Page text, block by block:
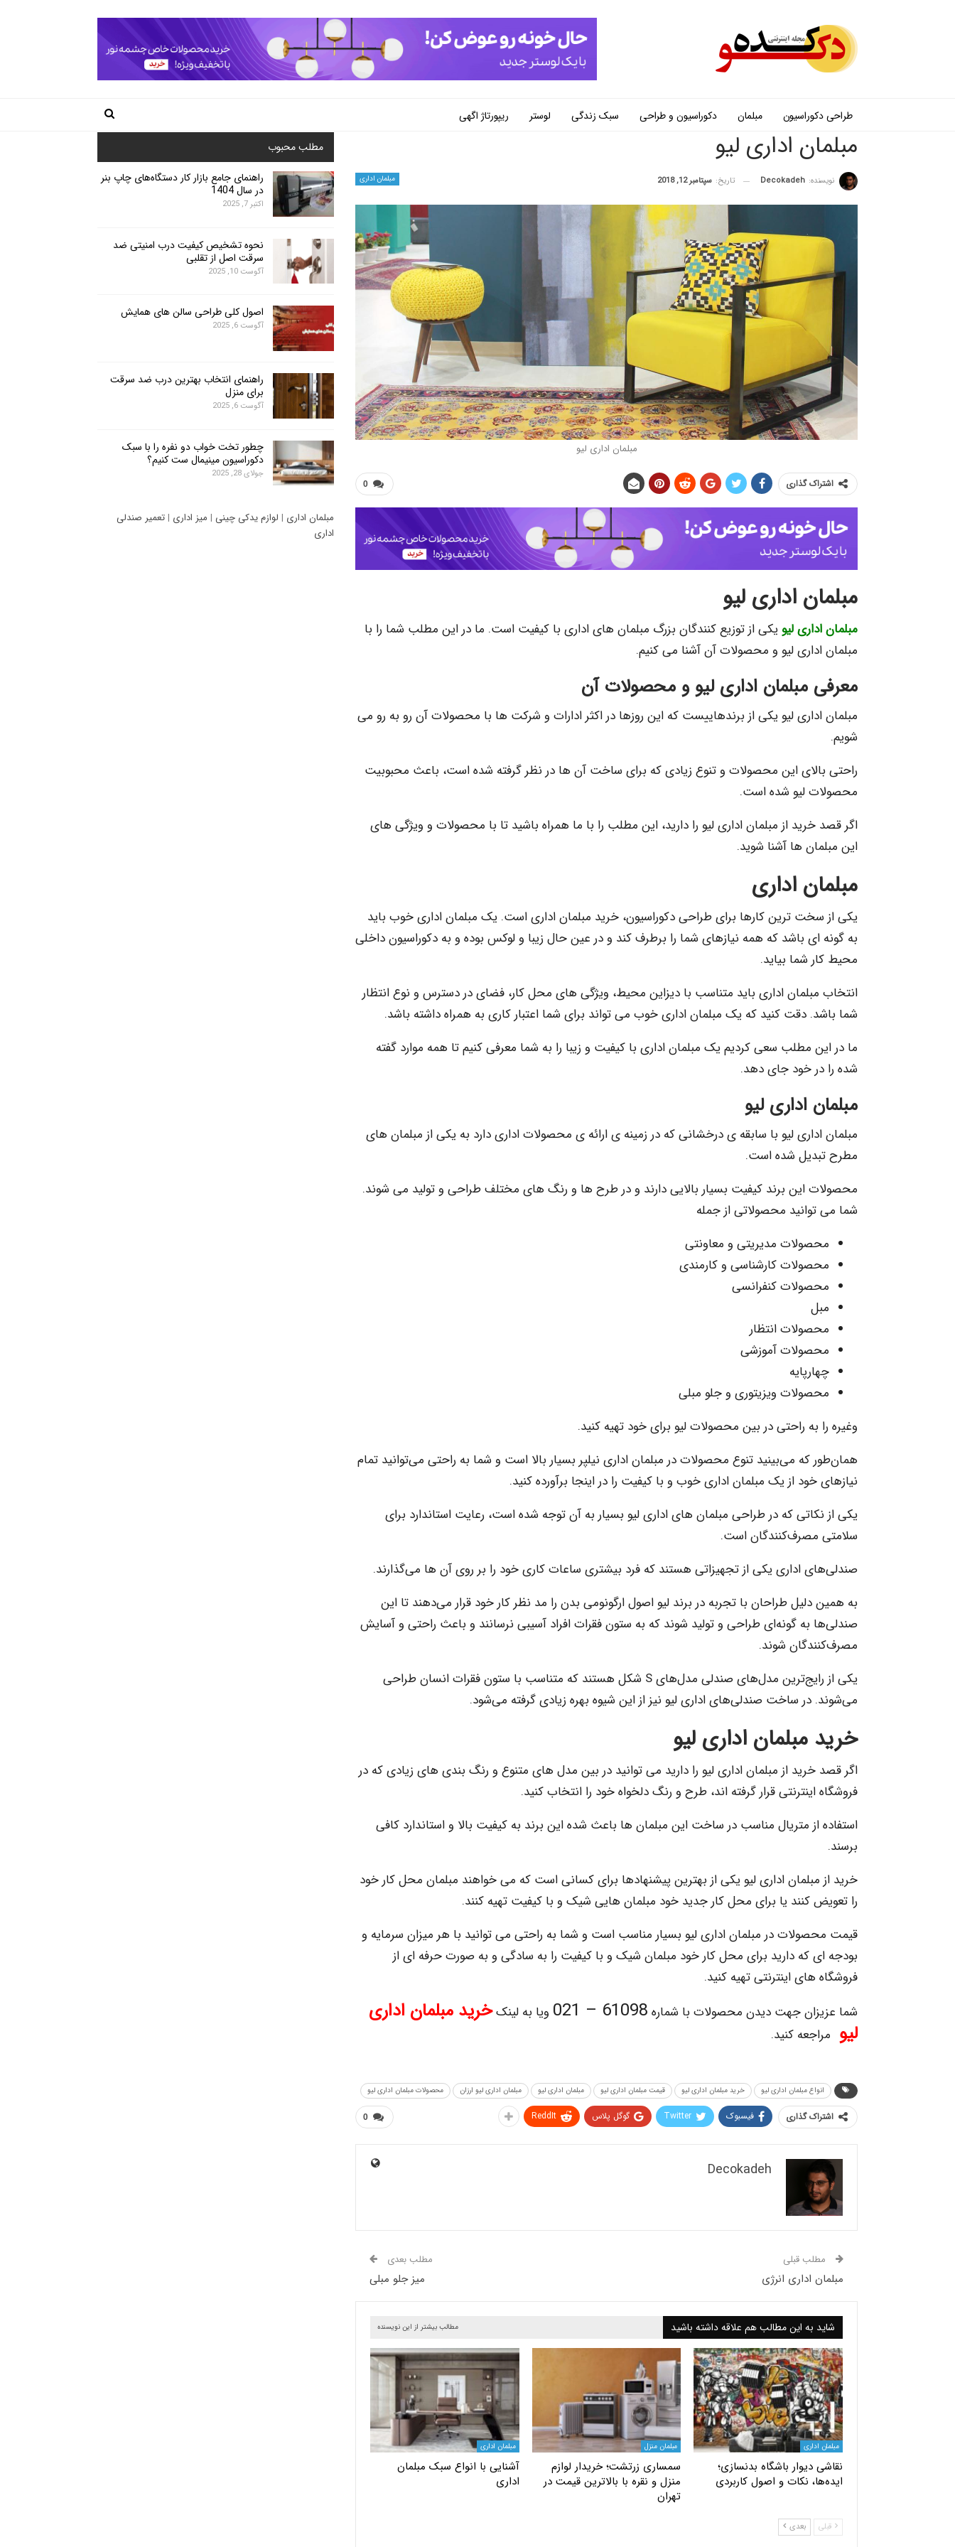
طراحی دکوراسیون مبلمان دکوراسیون و طراحی سبک زندگی لوستر ریپورتاژ اگهی
مبلمان اداری لیو
مبلمان اداری نویسنده: Decokadeh تاریخ: سپتامبر 12, 2018
مبلمان اداری لیو
0 اشتراک گذاری
مبلمان اداری لیو
مبلمان اداری لیو یکی از توزیع کنندگان بزرگ مبلمان های اداری با کیفیت است. ما در این مطلب شما را با
مبلمان اداری لیو و محصولات آن آشنا می کنیم.
معرفی مبلمان اداری لیو و محصولات آن
مبلمان اداری لیو یکی از برندهاییست که این روزها در اکثر ادارات و شرکت ها با محصولات آن رو به رو می
شویم.
راحتی بالای این محصولات و تنوع زیادی که برای ساخت آن ها در نظر گرفته شده است، باعث محبوبیت
محصولات لیو شده است.
اگر قصد خرید از مبلمان اداری لیو را دارید، این مطلب را با ما همراه باشید تا با محصولات و ویژگی های
این مبلمان ها آشنا شوید.
مبلمان اداری
یکی از سخت ترین کارها برای طراحی دکوراسیون، خرید مبلمان اداری است. یک مبلمان اداری خوب باید
به گونه ای باشد که همه نیازهای شما را برطرف کند و در عین حال زیبا و لوکس بوده و به دکوراسیون داخلی
محیط کار شما بیاید.
انتخاب مبلمان اداری باید متناسب با دیزاین محیط، ویژگی های محل کار، فضای در دسترس و نوع انتظار
شما باشد. دقت کنید که یک مبلمان اداری خوب می تواند برای شما اعتبار کاری به همراه داشته باشد.
ما در این مطلب سعی کردیم یک مبلمان اداری با کیفیت و زیبا را به شما معرفی کنیم تا همه موارد گفته
شده را در خود جای دهد.
مبلمان اداری لیو
مبلمان اداری لیو با سابقه ی درخشانی که در زمینه ی ارائه ی محصولات اداری دارد به یکی از مبلمان های
مطرح تبدیل شده است.
محصولات این برند کیفیت بسیار بالایی دارند و در طرح ها و رنگ های مختلف طراحی و تولید می شوند.
شما می توانید محصولاتی از جمله
محصولات مدیریتی و معاونتی
محصولات کارشناسی و کارمندی
محصولات کنفرانسی
مبل
محصولات انتظار
محصولات آموزشی
چهارپایه
محصولات ویزیتوری و جلو مبلی
وغیره را به راحتی در بین محصولات لیو برای خود تهیه کنید.
همان‌طور که می‌بینید تنوع محصولات در مبلمان اداری نیلپر بسیار بالا است و شما به راحتی می‌توانید تمام
نیازهای خود از یک مبلمان اداری خوب و با کیفیت را در اینجا برآورده کنید.
یکی از نکاتی که در طراحی مبلمان های اداری لیو بسیار به آن توجه شده است، رعایت استاندارد برای
سلامتی مصرف‌کنندگان است.
صندلی‌های اداری یکی از تجهیزاتی هستند که فرد بیشتری ساعات کاری خود را بر روی آن ها می‌گذارند.
به همین دلیل طراحان با تجربه در برند لیو اصول ارگونومی بدن را مد نظر کار خود قرار می‌دهند تا این
صندلی‌ها به گونه‌ای طراحی و تولید شوند که به ستون فقرات افراد آسیبی نرسانند و باعث راحتی و آسایش
مصرف‌کنندگان شوند.
یکی از رایج‌ترین مدل‌های صندلی مدل‌های S شکل هستند که متناسب با ستون فقرات انسان طراحی
می‌شوند. در ساخت صندلی‌های اداری لیو نیز از این شیوه بهره زیادی گرفته می‌شود.
خرید مبلمان اداری لیو
اگر قصد خرید از مبلمان اداری لیو را دارید می توانید در بین مدل های متنوع و رنگ بندی های زیادی که در
فروشگاه اینترنتی قرار گرفته اند، طرح و رنگ دلخواه خود را انتخاب کنید.
استفاده از متریال مناسب در ساخت این مبلمان ها باعث شده این برند به کیفیت بالا و استاندارد کافی
برسند.
خرید از مبلمان اداری لیو یکی از بهترین پیشنهادها برای کسانی است که می خواهند مبلمان محل کار خود
را تعویض کنند یا برای محل کار جدید خود مبلمان هایی شیک و با کیفیت تهیه کنند.
قیمت محصولات در مبلمان اداری لیو بسیار مناسب است و شما به راحتی می توانید با هر میزان سرمایه و
بودجه ای که دارید برای محل کار خود مبلمان شیک و با کیفیت را به سادگی و به صورت حرفه ای از
فروشگاه های اینترنتی تهیه کنید.
شما عزیزان جهت دیدن محصولات با شماره 61098 – 021 ویا به لینکخرید مبلمان اداری
لیو مراجعه کنید.
انواع مبلمان اداری لیو خرید مبلمان اداری لیو قیمت مبلمان اداری لیو مبلمان اداری لیو مبلمان اداری لیو ارزان محصولات مبلمان اداری لیو
0 اشتراک گذاری فیسبوک Twitter گوگل پلاس ReddIt
Decokadeh
مطلب قبلی
مبلمان اداری انرژی
مطلب بعدی
میز جلو مبلی
شاید به این مطالب هم علاقه داشته باشید مطالب بیشتر از این نویسنده
مبلمان اداری
نقاشی دیوار باشگاه بدنسازی؛
ایده‌ها، نکات و اصول کاربردی
مبلمان منزل
سمساری زرتشت؛ خریدار لوازم
منزل و نقره با بالاترین قیمت در
تهران
مبلمان اداری
آشنایی با انواع سبک مبلمان
اداری
قبلی بعدی
مطلب محبوب
راهنمای جامع بازار کار دستگاه‌های چاپ بنر
در سال 1404
اکتبر 7, 2025
نحوه تشخیص کیفیت درب امنیتی ضد
سرقت اصل از تقلبی
آگوست 10, 2025
اصول کلی طراحی سالن های همایش
آگوست 6, 2025
راهنمای انتخاب بهترین درب ضد سرقت
برای منزل
آگوست 6, 2025
چطور تخت خواب دو نفره را با سبک
دکوراسیون مینیمال ست کنیم؟
جولای 28, 2025
مبلمان اداری | لوازم یدکی چینی | میز اداری | تعمیر صندلی
اداری